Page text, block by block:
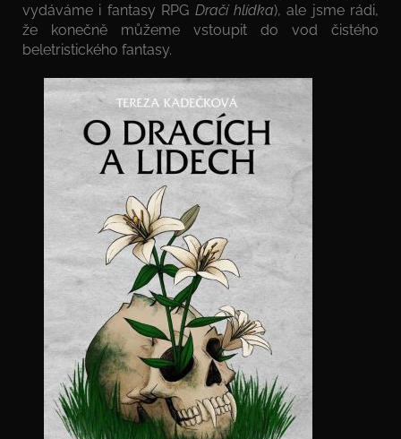
vydáváme i fantasy RPG Dračí hlídka), ale jsme rádi,
že konečně můžeme vstoupit do vod čistého
beletristického fantasy.